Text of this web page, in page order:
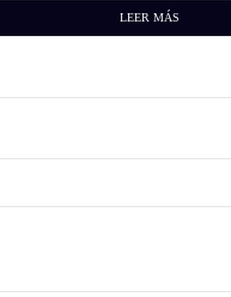
LEER MÁS